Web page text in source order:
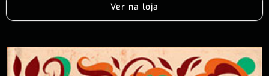
Ver na loja